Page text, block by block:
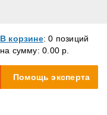
В корзине: 0 позиций
на сумму: 0.00 р.
Помощь эксперта